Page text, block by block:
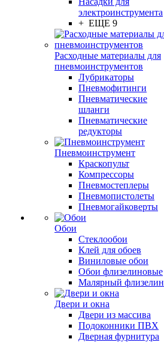
электроинструмента
+ ЕЩЕ 9
Расходные материалы для
пневмоинструментов
Лубрикаторы
Пневмофитинги
Пневматические
шланги
Пневматические
редукторы
Пневмоинструмент
Краскопульт
Компрессоры
Пневмостеплеры
Пневмопистолеты
Пневмогайковерты
Обои
Стеклообои
Клей для обоев
Виниловые обои
Обои флизелиновые
Малярный флизелин
Двери и окна
Двери из массива
Подоконники ПВХ
Дверная фурнитура